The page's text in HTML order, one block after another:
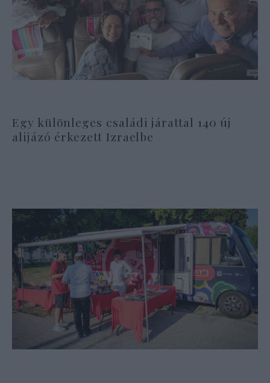
Egy különleges családi járattal 140 új
alijázó érkezett Izraelbe